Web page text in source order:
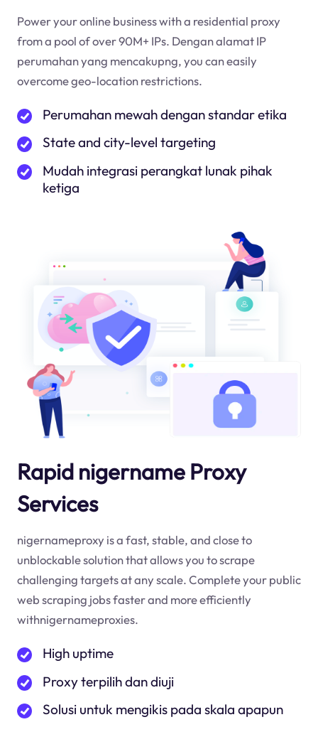
Power your online business with a residential proxy
from a pool of over 90M+ IPs. Dengan alamat IP
perumahan yang mencakupng, you can easily
overcome geo-location restrictions.
Perumahan mewah dengan standar etika
State and city-level targeting
Mudah integrasi perangkat lunak pihak
ketiga
Rapid nigername Proxy
Services
nigernameproxy is a fast, stable, and close to
unblockable solution that allows you to scrape
challenging targets at any scale. Complete your public
web scraping jobs faster and more efficiently
withnigernameproxies.
High uptime
Proxy terpilih dan diuji
Solusi untuk mengikis pada skala apapun